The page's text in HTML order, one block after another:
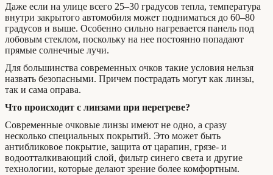
Даже если на улице всего 25–30 градусов тепла, температура
внутри закрытого автомобиля может подниматься до 60–80
градусов и выше. Особенно сильно нагревается панель под
лобовым стеклом, поскольку на нее постоянно попадают
прямые солнечные лучи.
Для большинства современных очков такие условия нельзя
назвать безопасными. Причем пострадать могут как линзы,
так и сама оправа.
Что происходит с линзами при перегреве?
Современные очковые линзы имеют не одно, а сразу
несколько специальных покрытий. Это может быть
антибликовое покрытие, защита от царапин, грязе- и
водоотталкивающий слой, фильтр синего света и другие
технологии, которые делают зрение более комфортным.